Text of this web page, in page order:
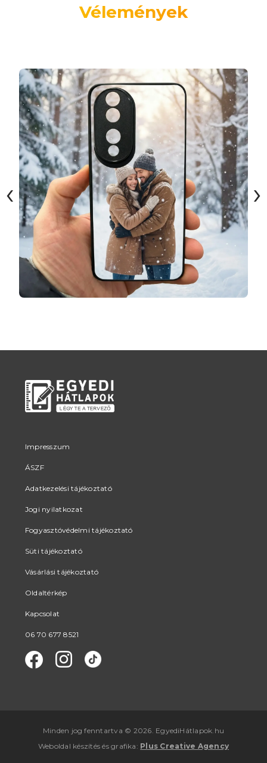
Vélemények
‹ ›
Impresszum
ÁSZF
Adatkezelési tájékoztató
Jogi nyilatkozat
Fogyasztóvédelmi tájékoztató
Süti tájékoztató
Vásárlási tájékoztató
Oldaltérkép
Kapcsolat
06 70 677 8521
Minden jog fenntartva © 2026. EgyediHátlapok.hu
Weboldal készítés ésgrafika : Plus Creative Agency